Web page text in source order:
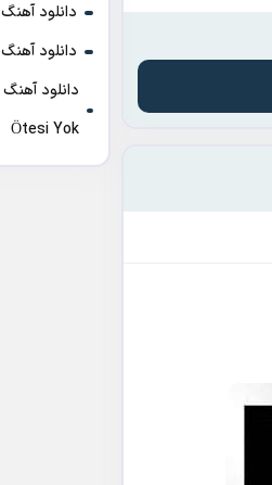
دانلود آهنگ Burak Bulut Herkes Gibi
دانلود آهنگ BLOK3 Kusura Bakma
Ötesi Yok